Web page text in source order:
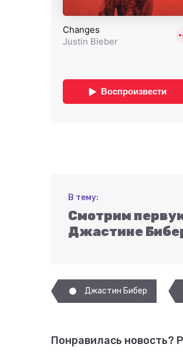
В тему:
Смотрим
Джастине
Джастин Бибер
Понравилась новость?